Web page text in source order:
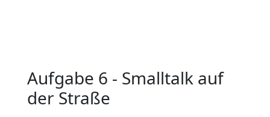
Aufgabe 6 - Smalltalk auf
der Straße